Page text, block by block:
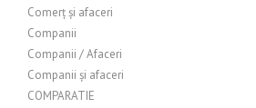
Comerț și afaceri
Companii
Companii / Afaceri
Companii și afaceri
COMPARATIE